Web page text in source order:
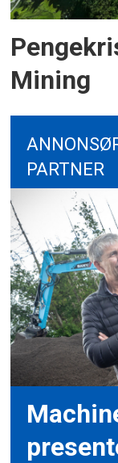
Mining
PARTNER